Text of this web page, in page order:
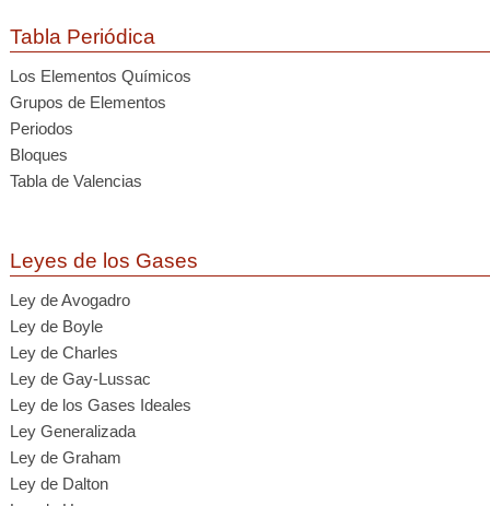
Tabla Periódica
Los Elementos Químicos
Grupos de Elementos
Periodos
Bloques
Tabla de Valencias
Leyes de los Gases
Ley de Avogadro
Ley de Boyle
Ley de Charles
Ley de Gay-Lussac
Ley de los Gases Ideales
Ley Generalizada
Ley de Graham
Ley de Dalton